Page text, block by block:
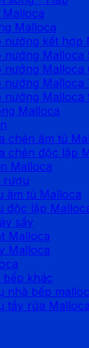
Malloca
Malloca
nướng kết hợp
nướng Malloca
nướng Malloca
nướng
nướng Malloca
Malloca
chén âm tủ
chén độc lập
Malloca
rượu
âm tủ Malloca
độc lập
sấy
Malloca
Malloca
bếp khác
nhà bếp
tẩy rửa Malloca